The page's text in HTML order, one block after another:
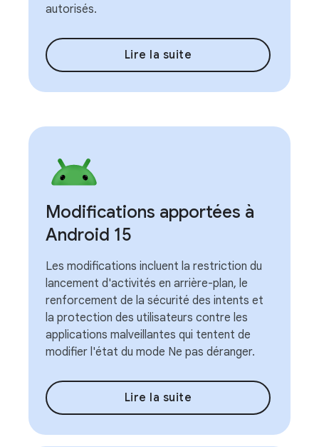
autorisés.
Lire la suite
Modifications apportées à
Android 15
Les modifications incluent la restriction du
lancement d'activités en arrière-plan, le
renforcement de la sécurité des intents et
la protection des utilisateurs contre les
applications malveillantes qui tentent de
modifier l'état du mode Ne pas déranger.
Lire la suite